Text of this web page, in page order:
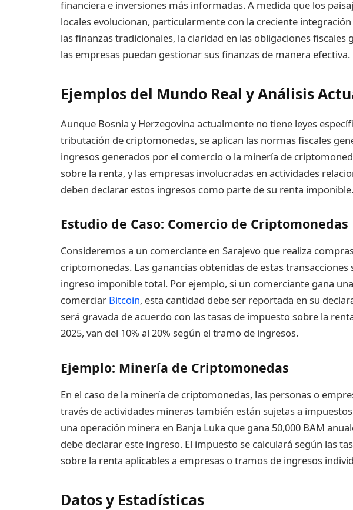
financiera e inversiones más informadas. A medida que los
locales evolucionan, particularmente con la creciente
las finanzas tradicionales, la claridad en las obligaciones fiscales
las empresas puedan gestionar sus finanzas de manera efectiva.
Ejemplos del Mundo Real y Análisis
Aunque Bosnia y Herzegovina actualmente no tiene leyes
tributación de criptomonedas, se aplican las normas fiscales
ingresos generados por el comercio o la minería de
sobre la renta, y las empresas involucradas en actividades
deben declarar estos ingresos como parte de su renta imponible.
Estudio de Caso: Comercio de Criptomonedas
Consideremos a un comerciante en Sarajevo que realiza
criptomonedas. Las ganancias obtenidas de estas transacciones
ingreso imponible total. Por ejemplo, si un comerciante gana
comerciar Bitcoin, esta cantidad debe ser reportada en su
será gravada de acuerdo con las tasas de impuesto sobre la
2025, van del 10% al 20% según el tramo de ingresos.
Ejemplo: Minería de Criptomonedas
En el caso de la minería de criptomonedas, las personas o
través de actividades mineras también están sujetas a
una operación minera en Banja Luka que gana 50,000 BAM
debe declarar este ingreso. El impuesto se calculará según las
sobre la renta aplicables a empresas o tramos de ingresos
Datos y Estadísticas